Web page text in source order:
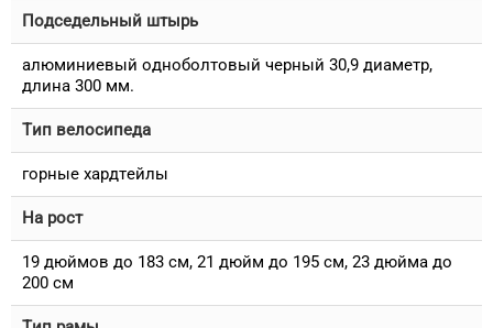
Подседельный штырь
алюминиевый одноболтовый черный 30,9 диаметр,
длина 300 мм.
Тип велосипеда
горные хардтейлы
На рост
19 дюймов до 183 см, 21 дюйм до 195 см, 23 дюйма до
200 см